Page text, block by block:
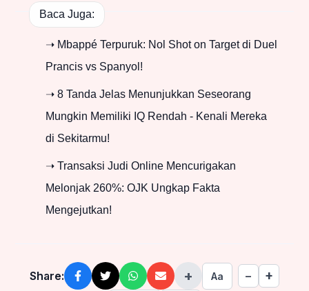
Baca Juga:
➝ Mbappé Terpuruk: Nol Shot on Target di Duel
Prancis vs Spanyol!
➝ 8 Tanda Jelas Menunjukkan Seseorang
Mungkin Memiliki IQ Rendah - Kenali Mereka
di Sekitarmu!
➝ Transaksi Judi Online Mencurigakan
Melonjak 260%: OJK Ungkap Fakta
Mengejutkan!
Share: + Aa − +